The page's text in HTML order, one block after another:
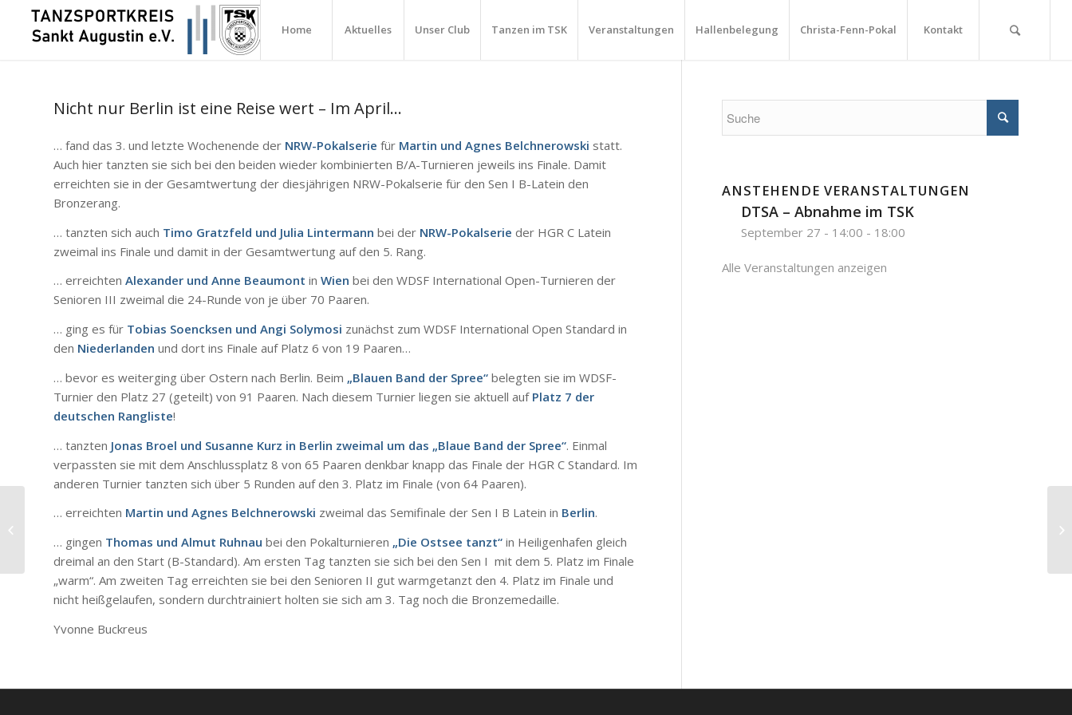
Home Aktuelles Unser Club Tanzen im TSK Veranstaltungen Hallenbelegung Christa-Fenn-Pokal Kontakt
Nicht nur Berlin ist eine Reise wert – Im April…
… fand das 3. und letzte Wochenende der NRW-Pokalserie für Martin und Agnes Belchnerowski statt.
Auch hier tanzten sie sich bei den beiden wieder kombinierten B/A-Turnieren jeweils ins Finale. Damit
erreichten sie in der Gesamtwertung der diesjährigen NRW-Pokalserie für den Sen I B-Latein den
Bronzerang.
… tanzten sich auch Timo Gratzfeld und Julia Lintermann bei der NRW-Pokalserie der HGR C Latein
zweimal ins Finale und damit in der Gesamtwertung auf den 5. Rang.
… erreichten Alexander und Anne Beaumont in Wien bei den WDSF International Open-Turnieren der
Senioren III zweimal die 24-Runde von je über 70 Paaren.
… ging es für Tobias Soencksen und Angi Solymosi zunächst zum WDSF International Open Standard in
den Niederlanden und dort ins Finale auf Platz 6 von 19 Paaren…
… bevor es weiterging über Ostern nach Berlin. Beim „Blauen Band der Spree“ belegten sie im WDSF-
Turnier den Platz 27 (geteilt) von 91 Paaren. Nach diesem Turnier liegen sie aktuell auf Platz 7 der
deutschen Rangliste!
… tanzten Jonas Broel und Susanne Kurz in Berlin zweimal um das „Blaue Band der Spree“. Einmal
verpassten sie mit dem Anschlussplatz 8 von 65 Paaren denkbar knapp das Finale der HGR C Standard. Im
anderen Turnier tanzten sich über 5 Runden auf den 3. Platz im Finale (von 64 Paaren).
… erreichten Martin und Agnes Belchnerowski zweimal das Semifinale der Sen I B Latein in Berlin.
… gingen Thomas und Almut Ruhnau bei den Pokalturnieren „Die Ostsee tanzt“ in Heiligenhafen gleich
dreimal an den Start (B-Standard). Am ersten Tag tanzten sie sich bei den Sen I mit dem 5. Platz im Finale
„warm“. Am zweiten Tag erreichten sie bei den Senioren II gut warmgetanzt den 4. Platz im Finale und
nicht heißgelaufen, sondern durchtrainiert holten sie sich am 3. Tag noch die Bronzemedaille.
Yvonne Buckreus
ANSTEHENDE VERANSTALTUNGEN
DTSA – Abnahme im TSK
September 27 - 14:00 - 18:00
Alle Veranstaltungen anzeigen